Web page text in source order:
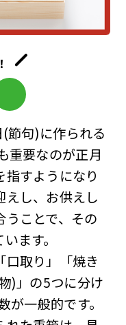
節句)に作られる
重要なのが正月
すようになり
えし、お供えし
うことで、その
ます。
口取り」「焼き
)」の5つに分け
一般的です。